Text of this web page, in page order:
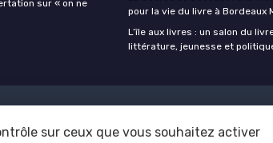
sur « on ne
pour la vie du livre à Bordeaux
L’île aux livres : un salon du
littérature, jeunesse et
© Getboox 2026
sur ceux que vous souhaitez activer